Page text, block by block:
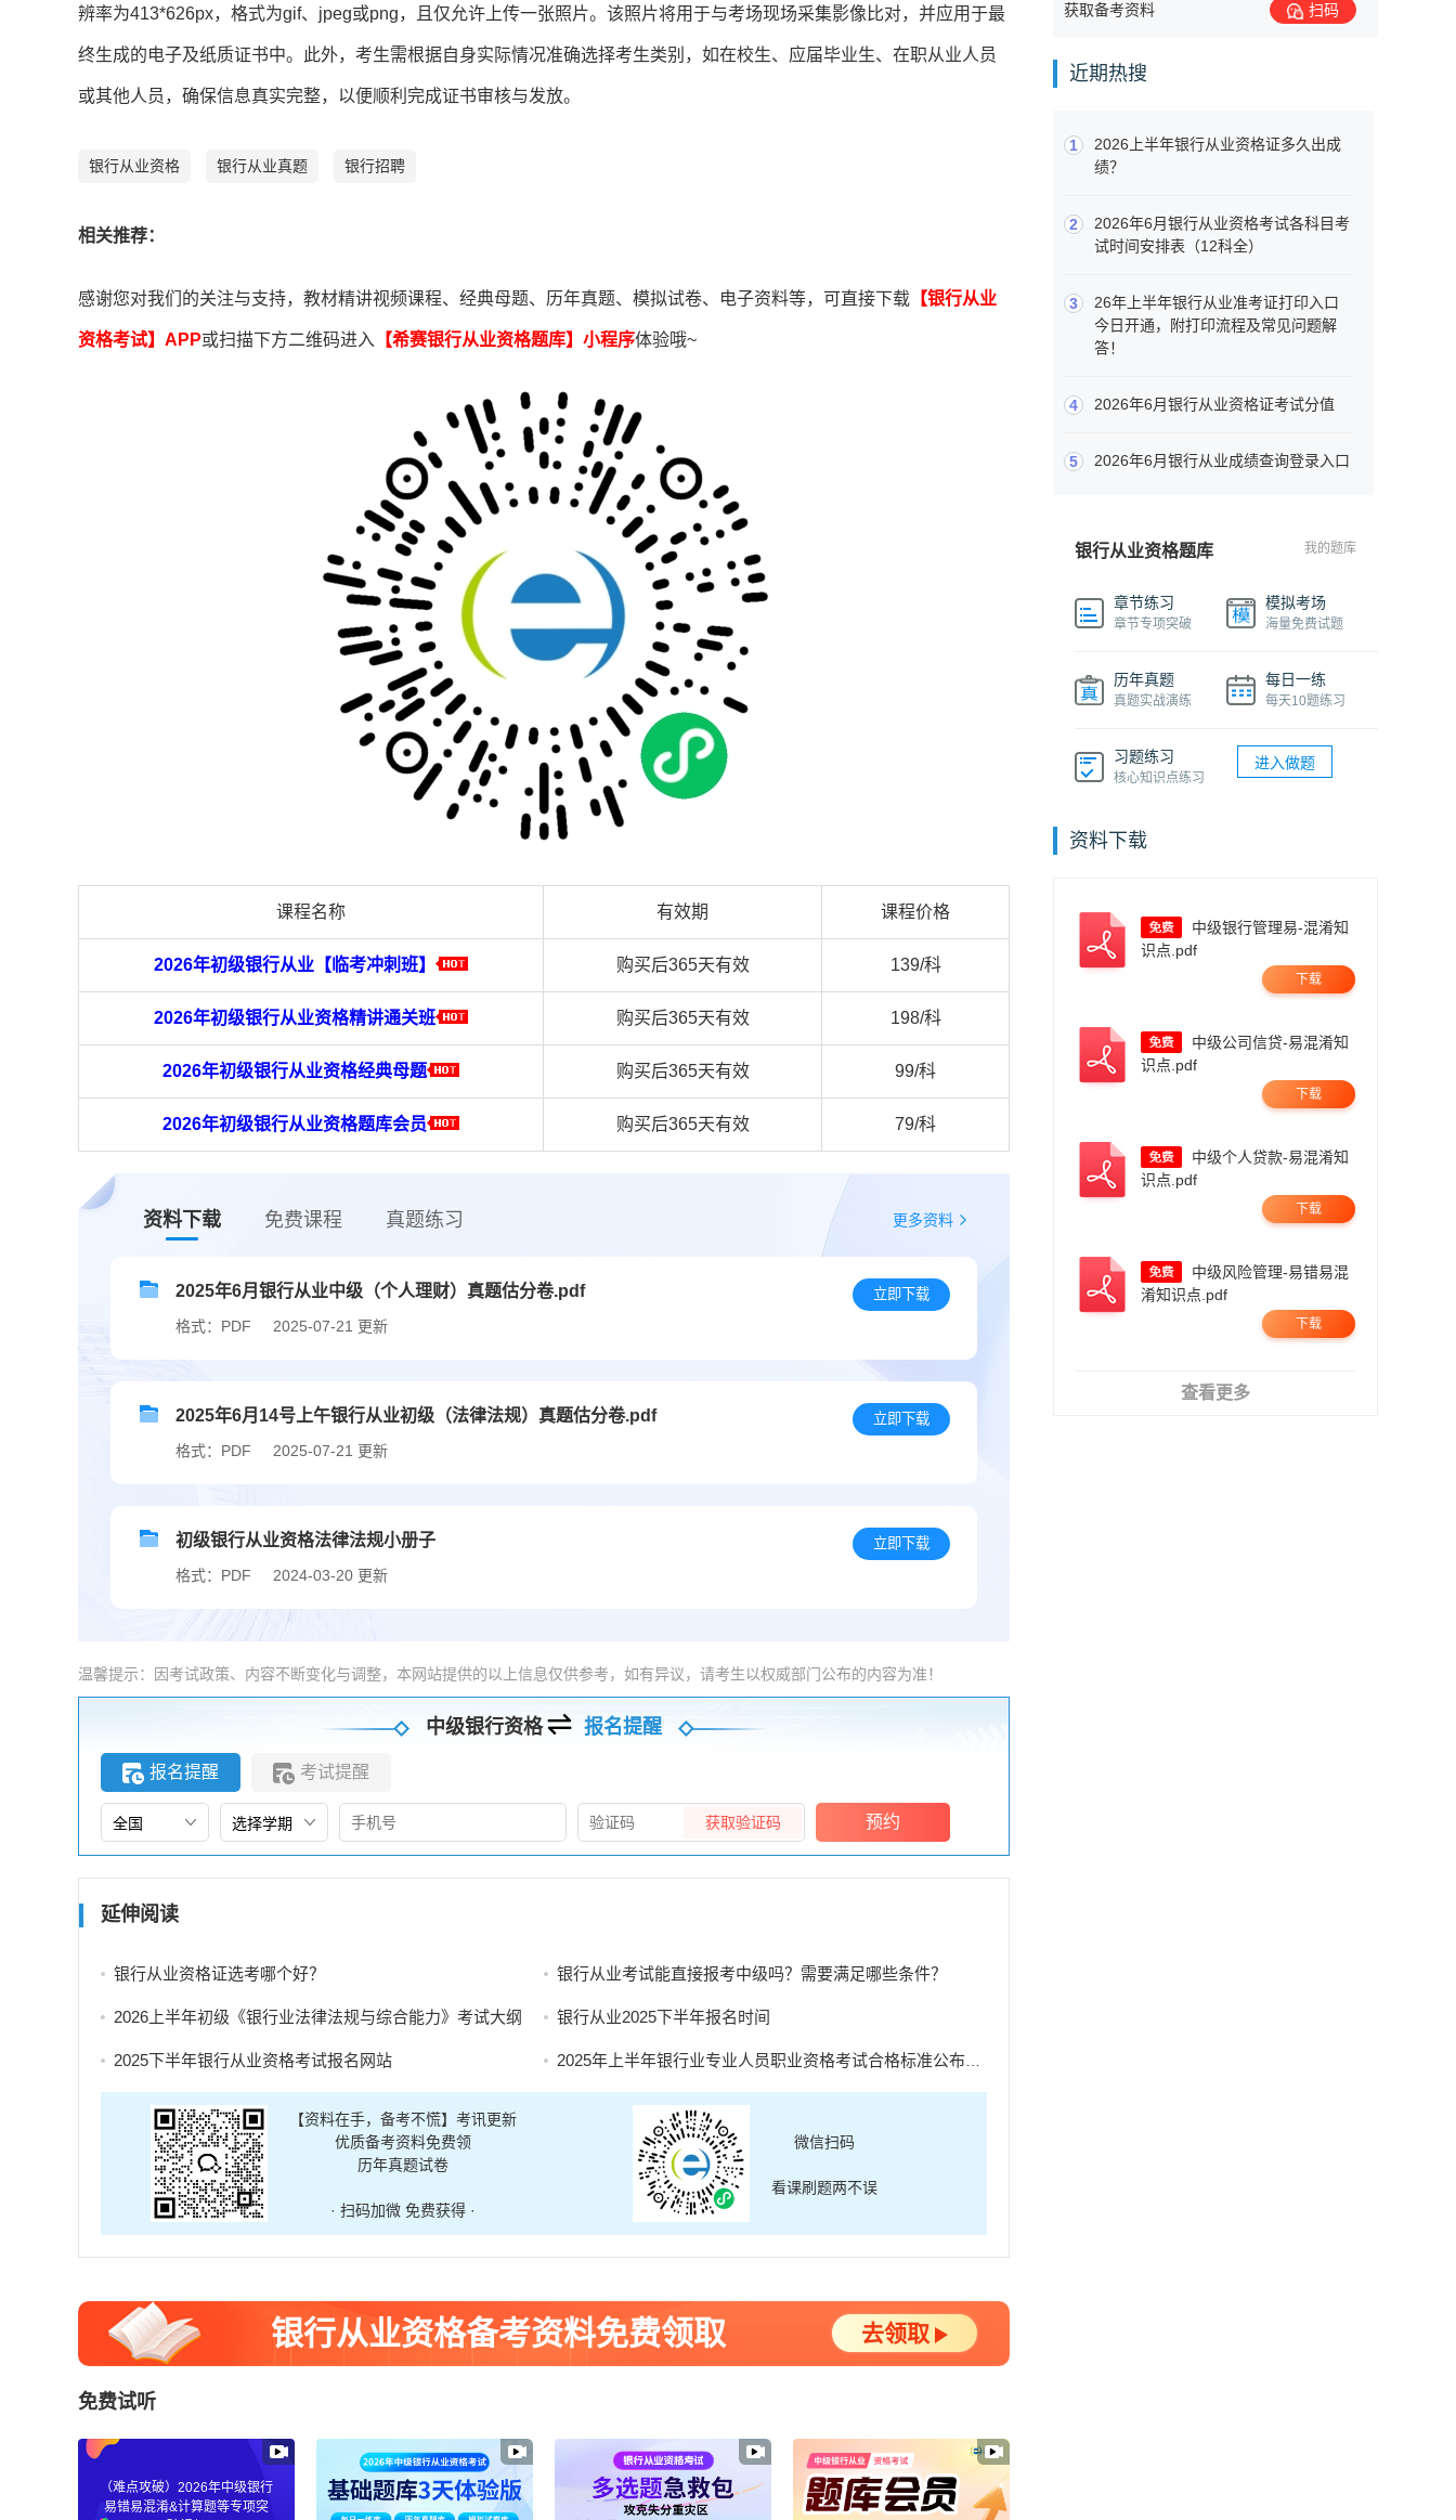
辨率为413*626px，格式为gif、jpeg或png，且仅允许上传一张照片。该照片将用于与考场现场采集影像比对，并应用于最
终生成的电子及纸质证书中。此外，考生需根据自身实际情况准确选择考生类别，如在校生、应届毕业生、在职从业人员
或其他人员，确保信息真实完整，以便顺利完成证书审核与发放。
银行从业资格 银行从业真题 银行招聘
相关推荐：
感谢您对我们的关注与支持，教材精讲视频课程、经典母题、历年真题、模拟试卷、电子资料等，可直接下载 【银行从业
资格考试】APP或扫描下方二维码进入 【希赛银行从业资格题库】小程序体验哦~
课程名称 有效期 课程价格
2026年初级银行从业【临考冲刺班】 购买后365天有效 139/科
2026年初级银行从业资格精讲通关班 购买后365天有效 198/科
2026年初级银行从业资格经典母题 购买后365天有效 99/科
2026年初级银行从业资格题库会员 购买后365天有效 79/科
资料下载 免费课程 真题练习 更多资料
2025年6月银行从业中级（个人理财）真题估分卷.pdf
格式：PDF 2025-07-21 更新
立即下载
2025年6月14号上午银行从业初级（法律法规）真题估分卷.pdf
格式：PDF 2025-07-21 更新
立即下载
初级银行从业资格法律法规小册子
格式：PDF 2024-03-20 更新
立即下载
温馨提示：因考试政策、内容不断变化与调整，本网站提供的以上信息仅供参考，如有异议，请考生以权威部门公布的内容为准！
中级银行资格 报名提醒
报名提醒 考试提醒
获取验证码 预约
延伸阅读
银行从业资格证选考哪个好？ 银行从业考试能直接报考中级吗？需要满足哪些条件？
2026上半年初级《银行业法律法规与综合能力》考试大纲 银行从业2025下半年报名时间
2025下半年银行从业资格考试报名网站 2025年上半年银行业专业人员职业资格考试合格标准公布及证书申请的公告
【资料在手，备考不慌】考讯更新
优质备考资料免费领
历年真题试卷
· 扫码加微 免费获得 ·
微信扫码
看课刷题两不误
银行从业资格备考资料免费领取 去领取
免费试听
（难点攻破）2026年中级银行
易错易混淆&计算题等专项突
获取备考资料 扫码
近期热搜
1
2026上半年银行从业资格证多久出成
绩？
2
2026年6月银行从业资格考试各科目考
试时间安排表（12科全）
3
26年上半年银行从业准考证打印入口
今日开通，附打印流程及常见问题解
答！
4 2026年6月银行从业资格证考试分值
5 2026年6月银行从业成绩查询登录入口
银行从业资格题库 我的题库
章节练习
章节专项突破
模拟考场
海量免费试题
历年真题
真题实战演练
每日一练
每天10题练习
习题练习
核心知识点练习
进入做题
资料下载
识点.pdf
下载
识点.pdf
下载
识点.pdf
下载
淆知识点.pdf
下载
查看更多